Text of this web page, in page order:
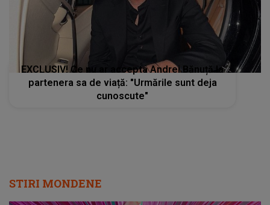
EXCLUSIV! Ce nu ar accepta Andrei Bănuță la
partenera sa de viață: "Urmările sunt deja
cunoscute"
STIRI MONDENE